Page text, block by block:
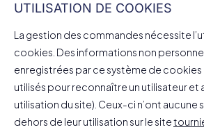
UTILISATION DE COOKIES
La gestion des commandes nécessite
cookies. Des informations non
enregistrées par ce système de
utilisés pour reconnaître un utilisateur et
utilisation du site). Ceux-ci n’ont aucune
dehors de leur utilisation sur le site